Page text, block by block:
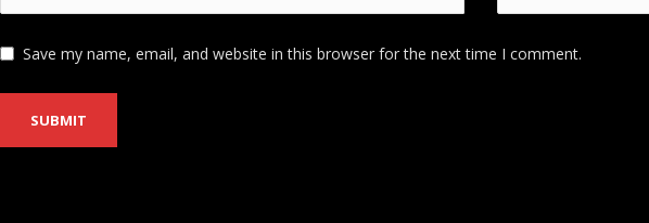
Save my name, email, and website in this browser for the next time I comment.